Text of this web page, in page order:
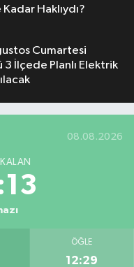
Kadar Haklıydı?
Cumartesi
08.08.2026
ÖĞLE
12:29